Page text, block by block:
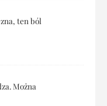
ten ból
Można